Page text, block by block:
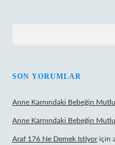
SON YORUMLAR
Anne Karnındaki Bebeğin Mutlu
Anne Karnındaki Bebeğin Mutlu
Araf 176 Ne Demek Istiyoriçin